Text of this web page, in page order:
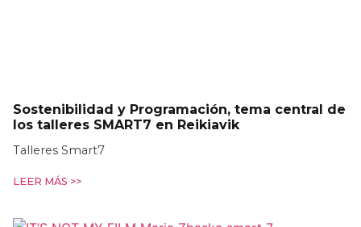
Sostenibilidad y Programación, tema central de
los talleres SMART7 en Reikiavik
Talleres Smart7
LEER MÁS >>